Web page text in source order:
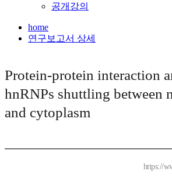
공개강의
home
연구보고서 상세
Protein-protein interaction
hnRNPs shuttling between
and cytoplasm
https://